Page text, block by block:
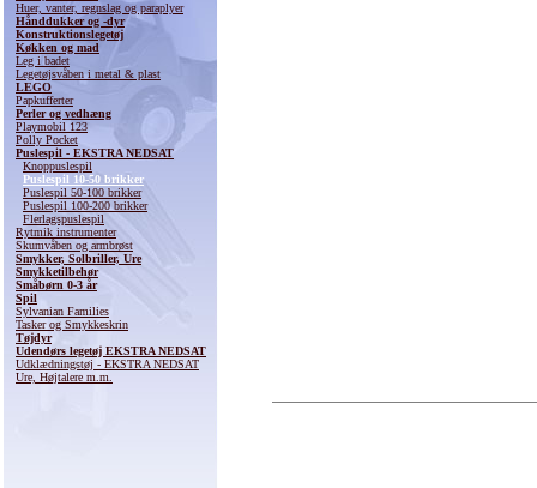
Huer, vanter, regnslag og paraplyer
Hånddukker og -dyr
Konstruktionslegetøj
Køkken og mad
Leg i badet
Legetøjsvåben i metal & plast
LEGO
Papkufferter
Perler og vedhæng
Playmobil 123
Polly Pocket
Puslespil - EKSTRA NEDSAT
Knoppuslespil
Puslespil 10-50 brikker
Puslespil 50-100 brikker
Puslespil 100-200 brikker
Flerlagspuslespil
Rytmik instrumenter
Skumvåben og armbrøst
Smykker, Solbriller, Ure
Smykketilbehør
Småbørn 0-3 år
Spil
Sylvanian Families
Tasker og Smykkeskrin
Tøjdyr
Udendørs legetøj EKSTRA NEDSAT
Udklædningstøj - EKSTRA NEDSAT
Ure, Højtalere m.m.